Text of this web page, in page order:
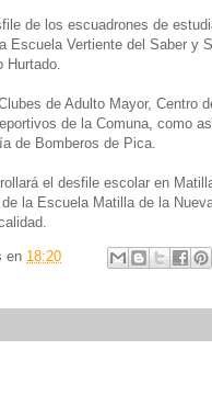
de los escuadrones de
Escuela Vertiente del Saber y
Hurtado.
de Adulto Mayor, Centro
de la Comuna, como
de Bomberos de Pica.
el desfile escolar en
la Escuela Matilla de la
en 18:20